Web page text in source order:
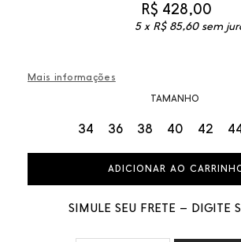
R$ 428,00
5 x R$85,60sem
Mais informações
TAMANHO
34 36 38 40 42
ADICIONAR AO
SIMULE SEU FRETE – DIGITE